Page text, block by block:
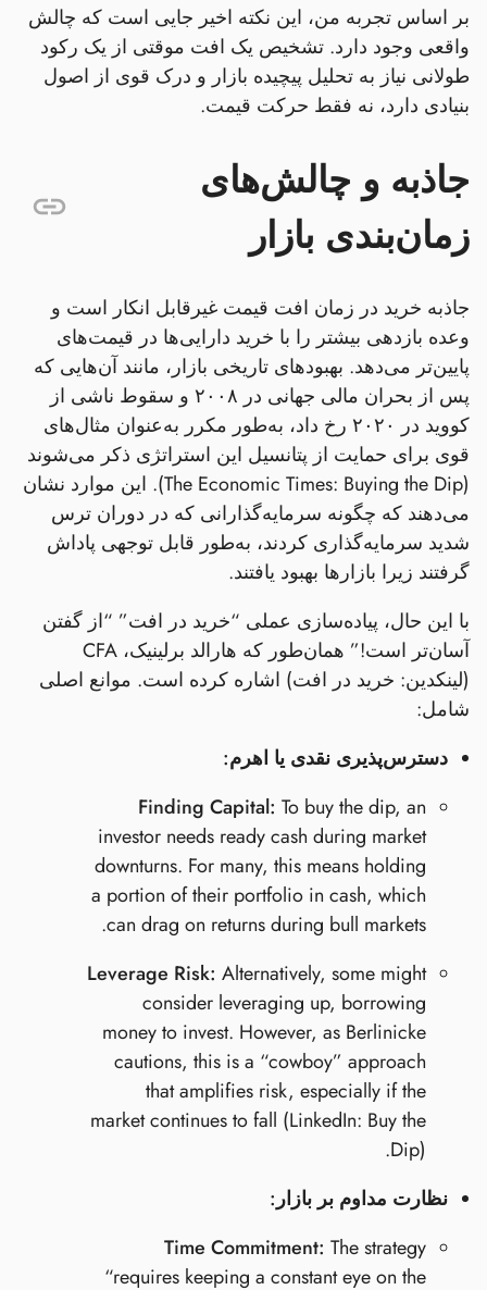
بر اساس تجربه من، این نکته اخیر جایی است که چالش
واقعی وجود دارد. تشخیص یک افت موقتی از یک رکود
طولانی نیاز به تحلیل پیچیده بازار و درک قوی از اصول
بنیادی دارد، نه فقط حرکت قیمت.
جاذبه و چالش‌های
زمان‌بندی بازار
جاذبه خرید در زمان افت قیمت غیرقابل انکار است و
وعده بازدهی بیشتر را با خرید دارایی‌ها در قیمت‌های
پایین‌تر می‌دهد. بهبودهای تاریخی بازار، مانند آن‌هایی که
پس از بحران مالی جهانی در ۲۰۰۸ و سقوط ناشی از
کووید در ۲۰۲۰ رخ داد، به‌طور مکرر به‌عنوان مثال‌های
قوی برای حمایت از پتانسیل این استراتژی ذکر می‌شوند
(The Economic Times: Buying the Dip). این موارد نشان
می‌دهند که چگونه سرمایه‌گذارانی که در دوران ترس
شدید سرمایه‌گذاری کردند، به‌طور قابل توجهی پاداش
گرفتند زیرا بازارها بهبود یافتند.
با این حال، پیاده‌سازی عملی “خرید در افت” “از گفتن
آسان‌تر است!” همان‌طور که هارالد برلینیک، CFA
(لینکدین: خرید در افت) اشاره کرده است. موانع اصلی
شامل:
دسترس‌پذیری نقدی یا اهرم:
Finding Capital: To buy the dip, an
investor needs ready cash during market
downturns. For many, this means holding
a portion of their portfolio in cash, which
can drag on returns during bull markets.
Leverage Risk: Alternatively, some might
consider leveraging up, borrowing
money to invest. However, as Berlinicke
cautions, this is a “cowboy” approach
that amplifies risk, especially if the
market continues to fall (LinkedIn: Buy the
Dip).
نظارت مداوم بر بازار:
Time Commitment: The strategy
“requires keeping a constant eye on the